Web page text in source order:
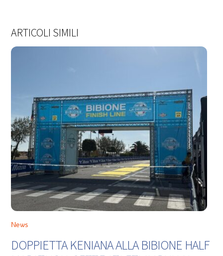
ARTICOLI SIMILI
News
DOPPIETTA KENIANA ALLA BIBIONE HALF